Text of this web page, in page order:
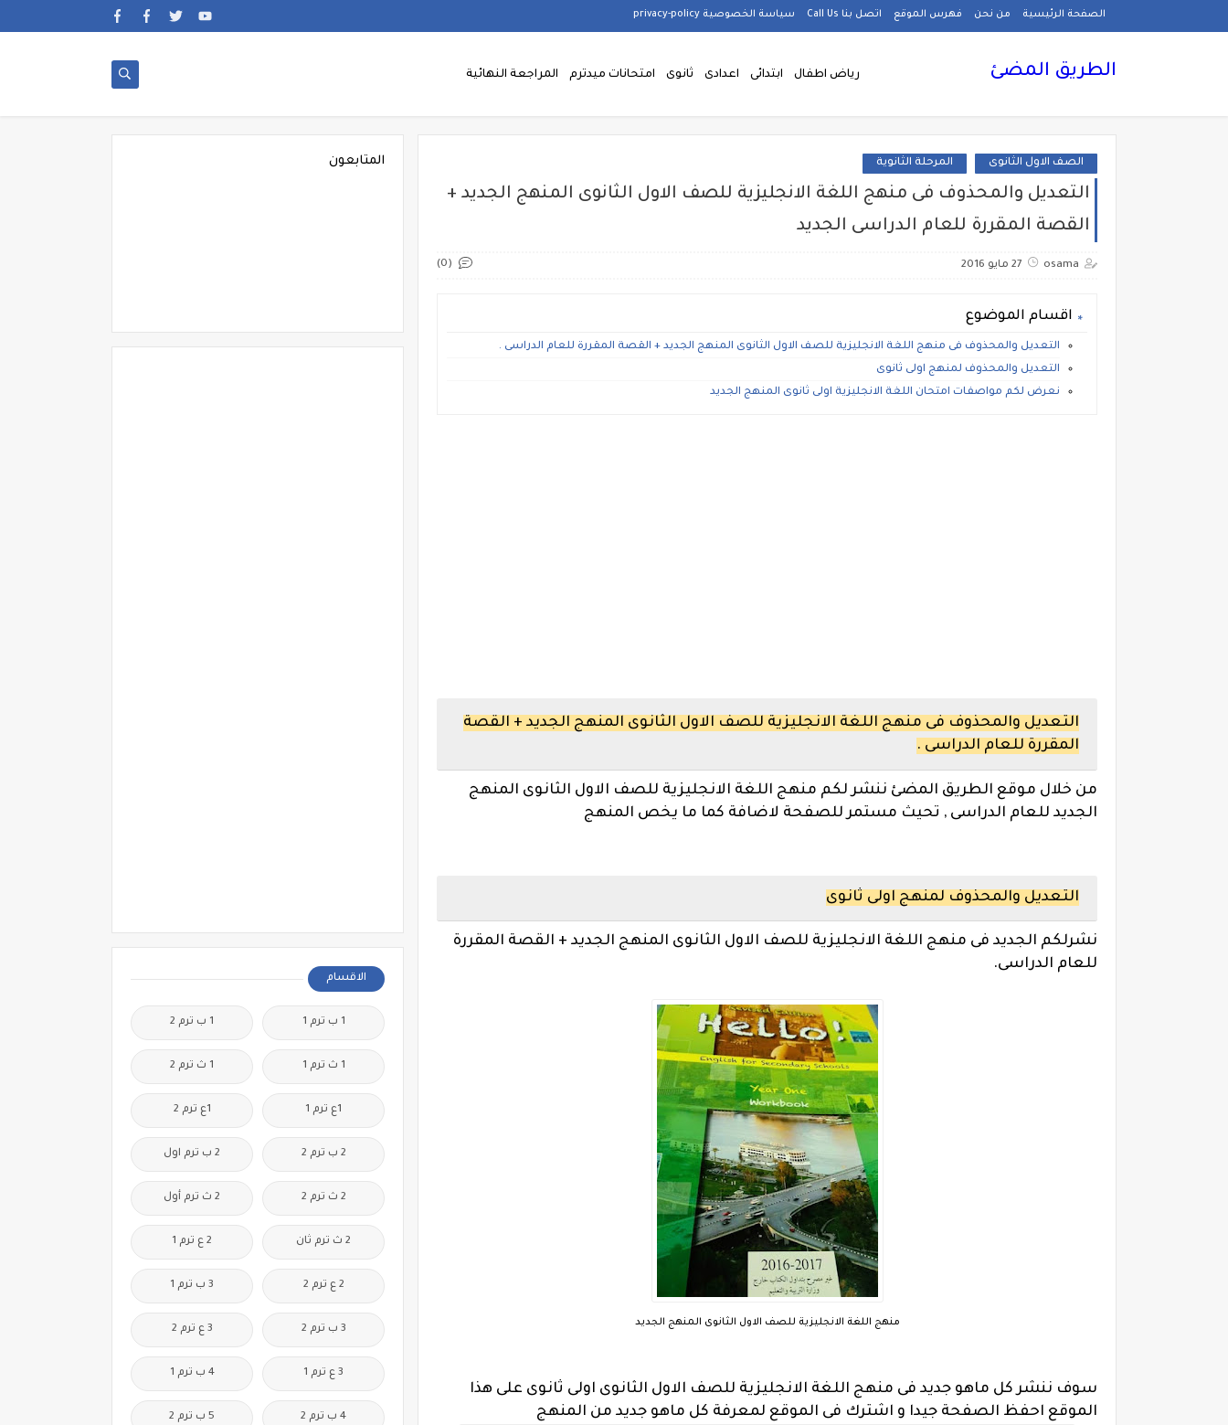
الصفحة الرئيسية من نحن فهرس الموقع اتصل بنا Call Us سياسة الخصوصية privacy-policy
الطريق المضئ رياض اطفال ابتدائى اعدادى ثانوى امتحانات ميدترم المراجعة النهائية
الصف الاول الثانوى المرحلة الثانوية
التعديل والمحذوف فى منهج اللغة الانجليزية للصف الاول الثانوى المنهج الجديد +
القصة المقررة للعام الدراسى الجديد
osama 27 مايو 2016 (0)
اقسام الموضوع
التعديل والمحذوف فى منهج اللغة الانجليزية للصف الاول الثانوى المنهج الجديد + القصة المقررة للعام الدراسى .
التعديل والمحذوف لمنهج اولى ثانوى
نعرض لكم مواصفات امتحان اللغة الانجليزية اولى ثانوى المنهج الجديد
التعديل والمحذوف فى منهج اللغة الانجليزية للصف الاول الثانوى المنهج الجديد + القصة
المقررة للعام الدراسى .
من خلال موقع الطريق المضئ ننشر لكم منهج اللغة الانجليزية للصف الاول الثانوى المنهج
الجديد للعام الدراسى , تحيث مستمر للصفحة لاضافة كما ما يخص المنهج
التعديل والمحذوف لمنهج اولى ثانوى
نشرلكم الجديد فى منهج اللغة الانجليزية للصف الاول الثانوى المنهج الجديد + القصة المقررة
للعام الدراسى.
منهج اللغة الانجليزية للصف الاول الثانوى المنهج الجديد
سوف ننشر كل ماهو جديد فى منهج اللغة الانجليزية للصف الاول الثانوى اولى ثانوى على هذا
الموقع احفظ الصفحة جيدا و اشترك فى الموقع لمعرفة كل ماهو جديد من المنهج
المتابعون
الاقسام
1 ب ترم 1 1 ب ترم 2
1 ث ترم 1 1 ث ترم 2
1ع ترم 1 1ع ترم 2
2 ب ترم 2 2 ب ترم اول
2 ث ترم 2 2 ث ترم أول
2 ث ترم ثان 2 ع ترم 1
2 ع ترم 2 3 ب ترم 1
3 ب ترم 2 3 ع ترم 2
3 ع ترم 1 4 ب ترم 1
4 ب ترم 2 5 ب ترم 2